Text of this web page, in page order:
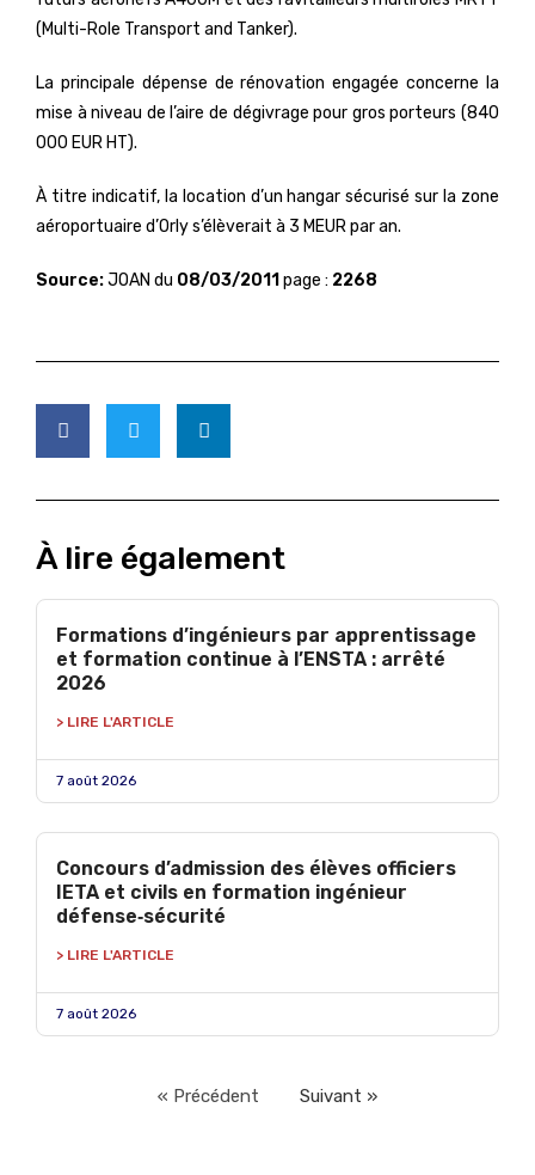
(Multi-Role Transport and Tanker).
La principale dépense de rénovation engagée concerne la
mise à niveau de l’aire de dégivrage pour gros porteurs (840
000 EUR HT).
À titre indicatif, la location d’un hangar sécurisé sur la zone
aéroportuaire d’Orly s’élèverait à 3 MEUR par an.
Source:JOAN du 08/03/2011 page : 2268
À lire également
Formations d’ingénieurs par apprentissage
et formation continue à l’ENSTA : arrêté
2026
> LIRE L'ARTICLE
7 août 2026
Concours d’admission des élèves officiers
IETA et civils en formation ingénieur
défense‑sécurité
> LIRE L'ARTICLE
7 août 2026
« Précédent Suivant »